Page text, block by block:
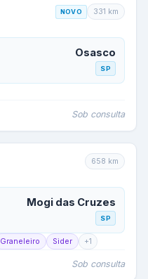
NOVO 331 km
Osasco
SP
Sob consulta
658 km
Mogi das Cruzes
SP
Graneleiro Sider +1
Sob consulta